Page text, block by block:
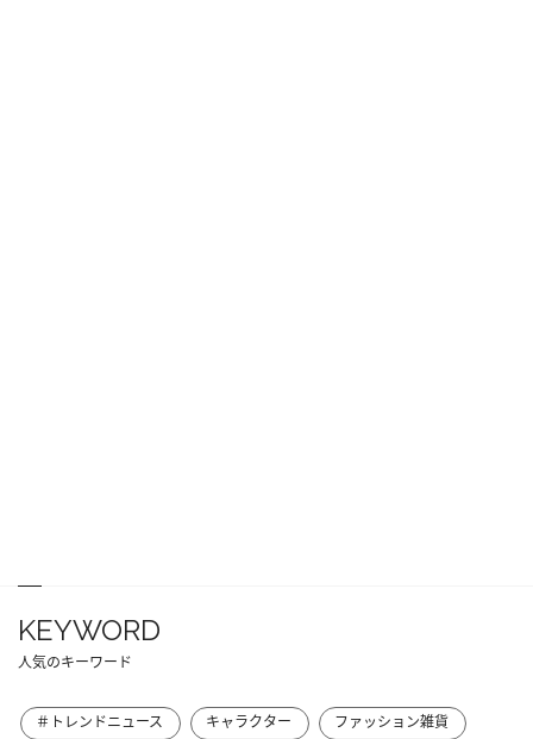
KEYWORD
人気のキーワード
＃トレンドニュース キャラクター
ファッション雑貨